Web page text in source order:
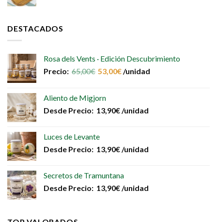
DESTACADOS
Rosa dels Vents · Edición Descubrimiento
Precio: 65,00€ 53,00€/unidad
Aliento de Migjorn
Desde Precio: 13,90€/unidad
Luces de Levante
Desde Precio: 13,90€/unidad
Secretos de Tramuntana
Desde Precio: 13,90€/unidad